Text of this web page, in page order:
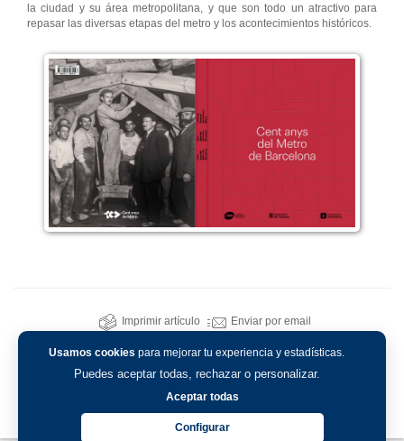
Usamos cookies para mejorar tu experiencia y estadísticas.
Puedes aceptar todas, rechazar o personalizar.
Aceptar todas
Configurar
la ciudad y su área metropolitana, y que son todo un atractivo para
repasar las diversas etapas del metro y los acontecimientos históricos.
Imprimir artículo Enviar por email